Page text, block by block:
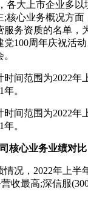
各大上市企业多以
核心业务概况方面
服务资质的名单，
100周年庆祝活
间范围为2022年
。
间范围为2022年
。
核心业务业绩对比
况，2022年上半
收最高;深信服